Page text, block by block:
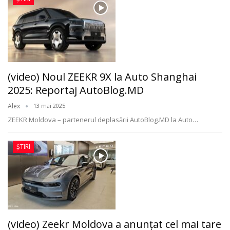
(video) Noul ZEEKR 9X la Auto Shanghai
2025: Reportaj AutoBlog.MD
Alex 13 mai 2025
ZEEKR Moldova – partenerul deplasării AutoBlog.MD la Auto…
ȘTIRI
(video) Zeekr Moldova a anunțat cel mai tare